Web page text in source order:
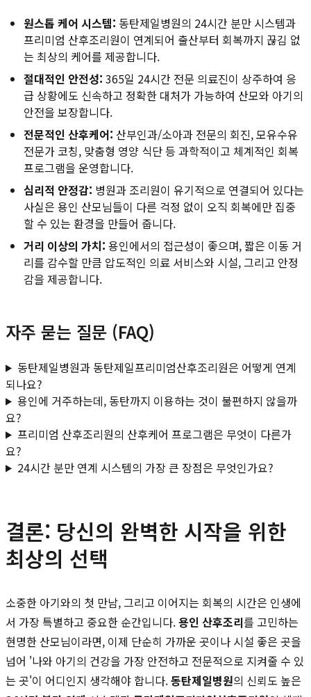
원스톱 케어 시스템: 동탄제일병원의 24시간 분만 시스템과
프리미엄 산후조리원이 연계되어 출산부터 회복까지 끊김 없
는 최상의 케어를 제공합니다.
절대적인 안전성: 365일 24시간 전문 의료진이 상주하여 응
급 상황에도 신속하고 정확한 대처가 가능하여 산모와 아기의
안전을 보장합니다.
전문적인 산후케어: 산부인과/소아과 전문의 회진, 모유수유
전문가 코칭, 맞춤형 영양 식단 등 과학적이고 체계적인 회복
프로그램을 운영합니다.
심리적 안정감: 병원과 조리원이 유기적으로 연결되어 있다는
사실은 용인 산모님들이 다른 걱정 없이 오직 회복에만 집중
할 수 있는 환경을 만들어 줍니다.
거리 이상의 가치: 용인에서의 접근성이 좋으며, 짧은 이동 거
리를 감수할 만큼 압도적인 의료 서비스와 시설, 그리고 안정
감을 제공합니다.
자주 묻는 질문 (FAQ)
동탄제일병원과 동탄제일프리미엄산후조리원은 어떻게 연계
되나요?
용인에 거주하는데, 동탄까지 이용하는 것이 불편하지 않을까
요?
프리미엄 산후조리원의 산후케어 프로그램은 무엇이 다른가
요?
24시간 분만 연계 시스템의 가장 큰 장점은 무엇인가요?
결론: 당신의 완벽한 시작을 위한
최상의 선택
소중한 아기와의 첫 만남, 그리고 이어지는 회복의 시간은 인생에
서 가장 특별하고 중요한 순간입니다.용인 산후조리를 고민하는
현명한 산모님이라면, 이제 단순히 가까운 곳이나 시설 좋은 곳을
넘어 '나와 아기의 건강을 가장 안전하고 전문적으로 지켜줄 수 있
는 곳'이 어디인지 생각해야 합니다.동탄제일병원의 신뢰도 높은